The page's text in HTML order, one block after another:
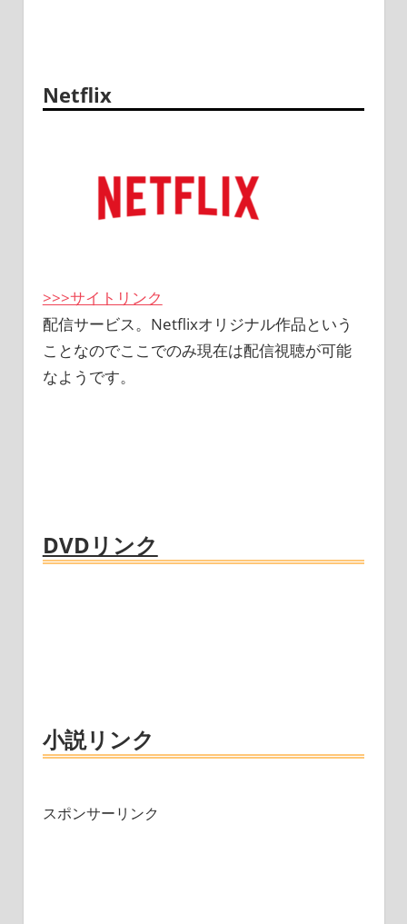
Netflix
>>>サイトリンク
配信サービス。Netflixオリジナル作品という
ことなのでここでのみ現在は配信視聴が可能
なようです。
DVDリンク
小説リンク
スポンサーリンク